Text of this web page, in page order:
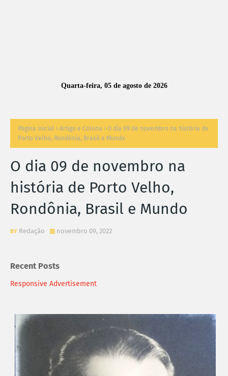
Quarta-feira, 05 de agosto de 2026
Página inicial Artigo e Coluna
O dia 09 de novembro na história de
Porto Velho, Rondônia, Brasil e Mundo
O dia 09 de novembro na
história de Porto Velho,
Rondônia, Brasil e Mundo
Redação novembro 09, 2022
Recent Posts
Responsive Advertisement